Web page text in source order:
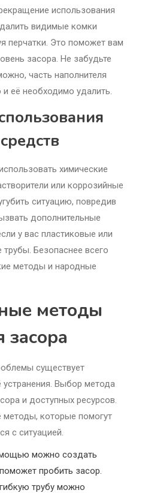
использования
видимые комки
перчатки. Это поможет вам
засора. Не забудьте
часть наполнителя
её необходимо удалить.
химические
или коррозийные
ситуацию, повредив
дополнительные
у вас пластиковые или
Безопаснее всего
методы и народные
методы
засора
существует
Выбор метода
и доступных ресурсов.
которые помогут
с ситуацией.
можно создать
пробить засор.
трубу можно